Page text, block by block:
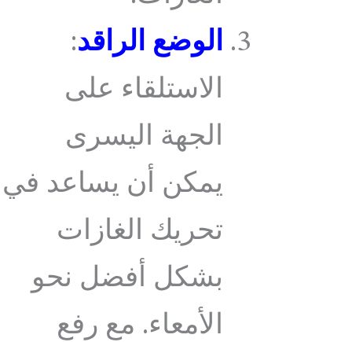
الوضع الراقد:
الاستلقاء على
الجهة اليسرى
يمكن أن يساعد في
تحريك الغازات
بشكل أفضل نحو
الأمعاء. مع رفع